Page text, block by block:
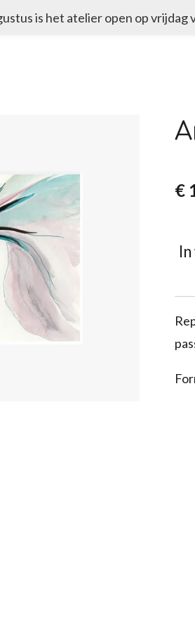
is het atelier open op vrijdag
€